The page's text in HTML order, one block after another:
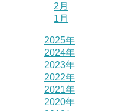
2月
1月
2025年
2024年
2023年
2022年
2021年
2020年